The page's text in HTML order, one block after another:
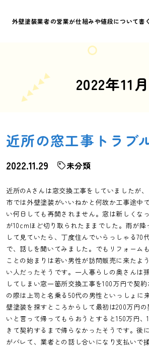
外壁塗装業者の営業が仕組みや値段について書
2022年11月
近所の窓工事トラブ
2022.11.29 未分類
近所のAさんは窓交換工事をしていましたが
市では外壁塗装がいいねかと何故か工事途中
い何日しても再開されません。窓は新しくな
が10cmほど切り取られたままでした。雨が
して見ていたら、丁度住んでいらっしゃる70
で、話しを聞いてみました。でもリフォーム
ことの始まりは若い男性が訪問販売に来たよ
い人だったそうです。一人暮らしの奥さんは
してしまい窓一箇所交換工事を100万円で契
の際は上司と名乗る50代の男性といっしょに
壁塗装を探すところからして最初は200万円
いと言って帰ってもらおうとすると150万円
きて契約するまで帰らなかったそうです。後
がバレて、業者との話し合いになり支払いで